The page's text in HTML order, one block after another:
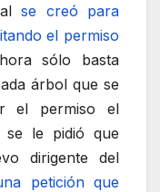
se creó para
el permiso
sólo basta
árbol que se
el permiso el
se le pidió que
dirigente del
petición que